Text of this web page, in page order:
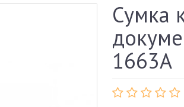
Сумка
1663A